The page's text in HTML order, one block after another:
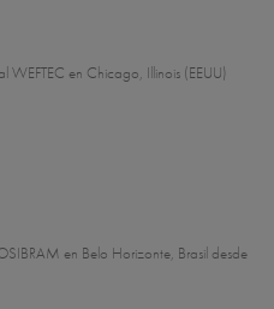
WEFTEC en Chicago, Illinois (EEUU)
en Belo Horizonte, Brasil desde